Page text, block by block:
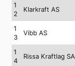
1
2
Klarkraft AS
1
3
Vibb AS
1
4
Rissa Kraftlag SA